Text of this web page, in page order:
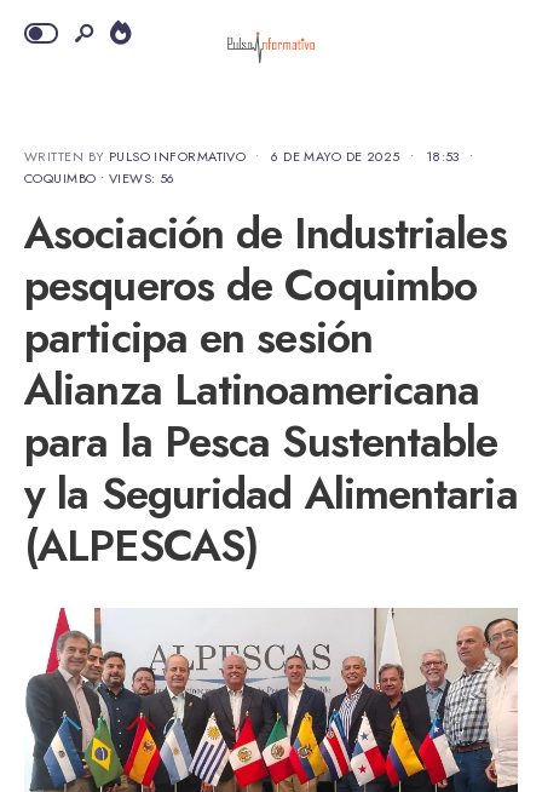
WRITTEN BY PULSO INFORMATIVO • 6 DE MAYO DE 2025 • 18:53
•
COQUIMBO • VIEWS: 56
Asociación de Industriales
pesqueros de Coquimbo
participa en sesión
Alianza Latinoamericana
para la Pesca Sustentable
y la Seguridad Alimentaria
(ALPESCAS)